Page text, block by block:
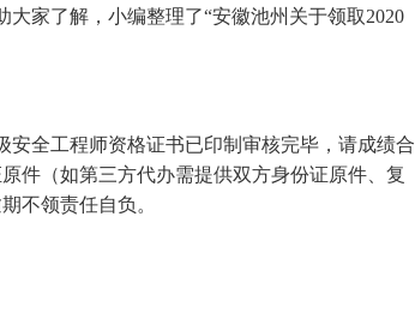
家了解，小编整理了“安徽池州关于领取2020
安全工程师资格证书已印制审核完毕，请成绩合
件（如第三方代办需提供双方身份证原件、复
不领责任自负。